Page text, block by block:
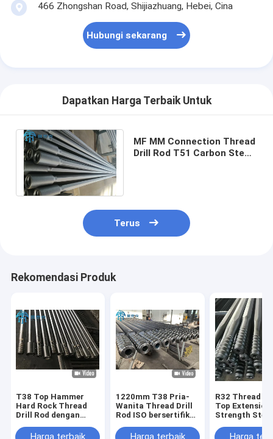
466 Zhongshan Road, Shijiazhuang, Hebei, Cina
Hubungi sekarang
Dapatkan Harga Terbaik Untuk
MF MM Connection Thread
Drill Rod T51 Carbon Steel
Terus
Rekomendasi Produk
T38 Top Hammer
Hard Rock Thread
Drill Rod dengan
Pertambangan dan
1220mm T38 Pria-
Wanita Thread Drill
Rod ISO bersertifikat
dan Pengeboran
R32 Thread
Top
Strength Steel
Heksagonal